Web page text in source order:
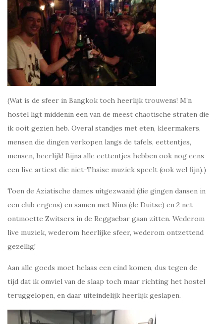
(Wat is de sfeer in Bangkok toch heerlijk trouwens! M’n
hostel ligt middenin een van de meest chaotische straten die
ik ooit gezien heb. Overal standjes met eten, kleermakers,
mensen die dingen verkopen langs de tafels, eettentjes,
mensen, heerlijk! Bijna alle eettentjes hebben ook nog eens
een live artiest die niet-Thaise muziek speelt (ook wel fijn).)
Toen de Aziatische dames uitgezwaaid (die gingen dansen in
een club ergens) en samen met Nina (de Duitse) en 2 net
ontmoette Zwitsers in de Reggaebar gaan zitten. Wederom
live muziek, wederom heerlijke sfeer, wederom ontzettend
gezellig!
Aan alle goeds moet helaas een eind komen, dus tegen de
tijd dat ik omviel van de slaap toch maar richting het hostel
teruggelopen, en daar uiteindelijk heerlijk geslapen.